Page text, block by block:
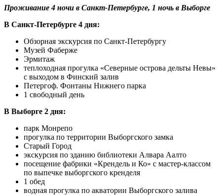
Проживание 4 ночи в Санкт-Петербурге, 1 ночь в Выборге
В Санкт-Петербурге 4 дня:
Обзорная экскурсия по Санкт-Петербургу
Музей Фаберже
Эрмитаж
теплоходная прогулка «Северные острова дельты Невы»
с выходом в Финский залив
Петергоф. Фонтаны Нижнего парка
1 свободный день
В Выборге 2 дня:
парк Монрепо
прогулка по территории Выборгского замка
Старый Город
экскурсия по зданию библиотеки Алвара Аалто
посещение фабрики «Крендель и Ко» с мастер-классом
по выпечке выборгского кренделя
1 обед
водная прогулка по акватории Выборгского залива